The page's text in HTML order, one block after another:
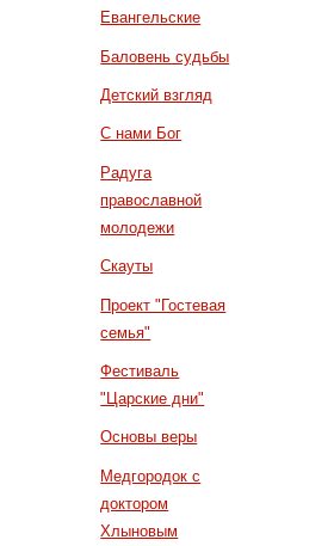
Евангельские
Баловень судьбы
Детский взгляд
С нами Бог
Радуга
православной
молодежи
Скауты
Проект "Гостевая
семья"
Фестиваль
"Царские дни"
Основы веры
Медгородок с
доктором
Хлыновым